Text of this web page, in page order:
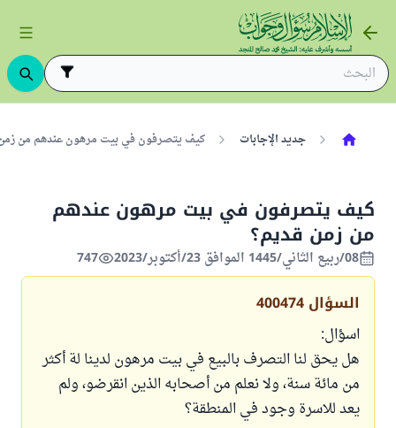
جديد الإجابات كيف يتصرفون في بيت مرهون عندهم من زمن
كيف يتصرفون في بيت مرهون عندهم
من زمن قديم؟
08/ربيع الثاني/1445 الموافق 23/أكتوبر/2023 747
السؤال 400474
اسؤال:
هل يحق لنا التصرف بالبيع في بيت مرهون لدينا لة أكثر
من مائة سنة، ولا نعلم من أصحابه الذين انقرضو، ولم
يعد للاسرة وجود في المنطقة؟